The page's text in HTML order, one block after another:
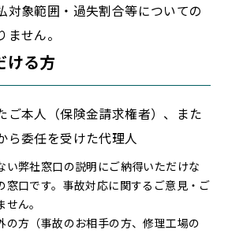
対象範囲・過失割合等についての
せん。
ける方
ご本人（保険金請求権者）、また
ら委任を受けた代理人
い弊社窓口の説明にご納得いただけな
窓口です。事故対応に関するご意見・ご
ん。
の方（事故のお相手の方、修理工場の